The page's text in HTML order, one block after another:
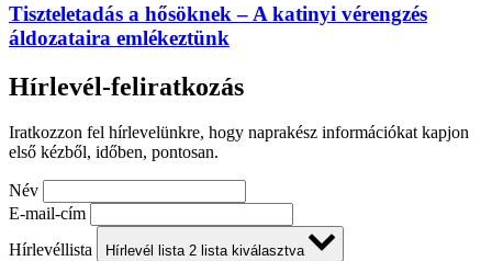
Tiszteletadás a hősöknek – A katinyi vérengzés
áldozataira emlékeztünk
Hírlevél-feliratkozás
Iratkozzon fel hírlevelünkre, hogy naprakész információkat kapjon
első kézből, időben, pontosan.
Név
E-mail-cím
Hírlevéllista
Hírlevél lista 2 lista kiválasztva